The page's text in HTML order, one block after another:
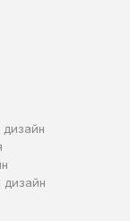
дизайн
дизайн